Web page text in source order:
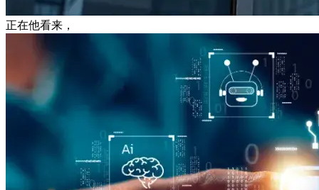
正在他看来，